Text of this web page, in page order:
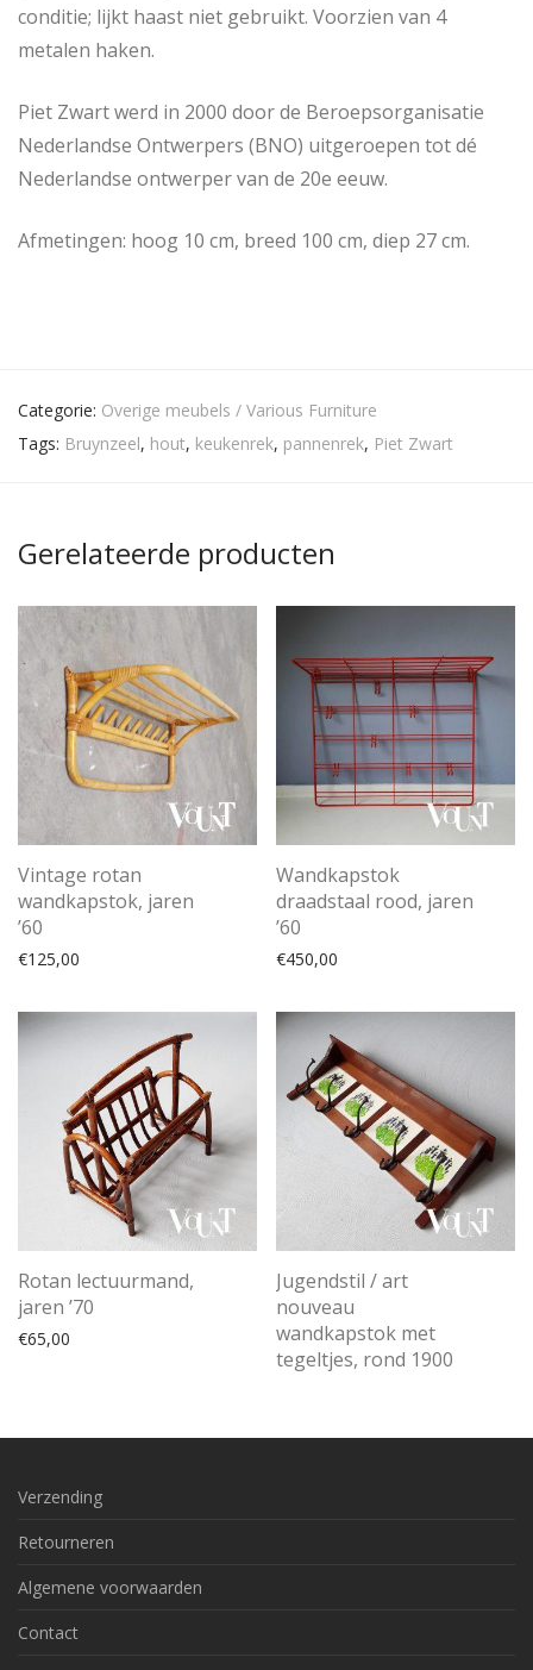
conditie; lijkt haast niet gebruikt. Voorzien van 4
metalen haken.
Piet Zwart werd in 2000 door de Beroepsorganisatie
Nederlandse Ontwerpers (BNO) uitgeroepen tot dé
Nederlandse ontwerper van de 20e eeuw.
Afmetingen: hoog 10 cm, breed 100 cm, diep 27 cm.
Categorie: Overige meubels / Various Furniture
Tags: Bruynzeel, hout, keukenrek, pannenrek, Piet Zwart
Gerelateerde producten
Vintage rotan
wandkapstok, jaren
’60
€125,00
Wandkapstok
draadstaal rood, jaren
’60
€450,00
Rotan lectuurmand,
jaren ’70
€65,00
Jugendstil / art
nouveau
wandkapstok met
tegeltjes, rond 1900
Verzending
Retourneren
Algemene voorwaarden
Contact